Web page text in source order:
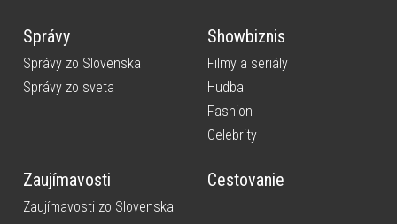
Správy
Správy zo Slovenska
Správy zo sveta
Showbiznis
Filmy a seriály
Hudba
Fashion
Celebrity
Zaujímavosti
Zaujímavosti zo Slovenska
Cestovanie